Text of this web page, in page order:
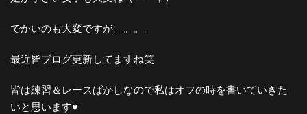
でかいのも大変ですが。。。。
最近皆ブログ更新してますね笑
皆は練習＆レースばかしなので私はオフの時を書いていきた
いと思います♥︎